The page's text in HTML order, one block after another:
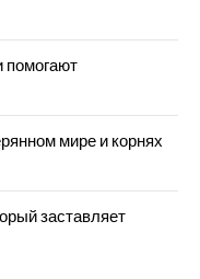
помогают
мире и корнях
заставляет